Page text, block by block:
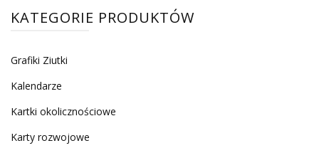
KATEGORIE PRODUKTÓW
Grafiki Ziutki
Kalendarze
Kartki okolicznościowe
Karty rozwojowe